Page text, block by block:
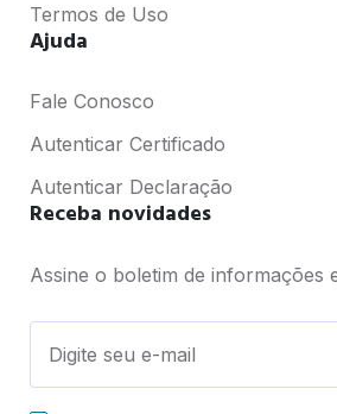
Termos de Uso
Ajuda
Fale Conosco
Autenticar Certificado
Autenticar Declaração
Receba novidades
Assine o boletim de informações